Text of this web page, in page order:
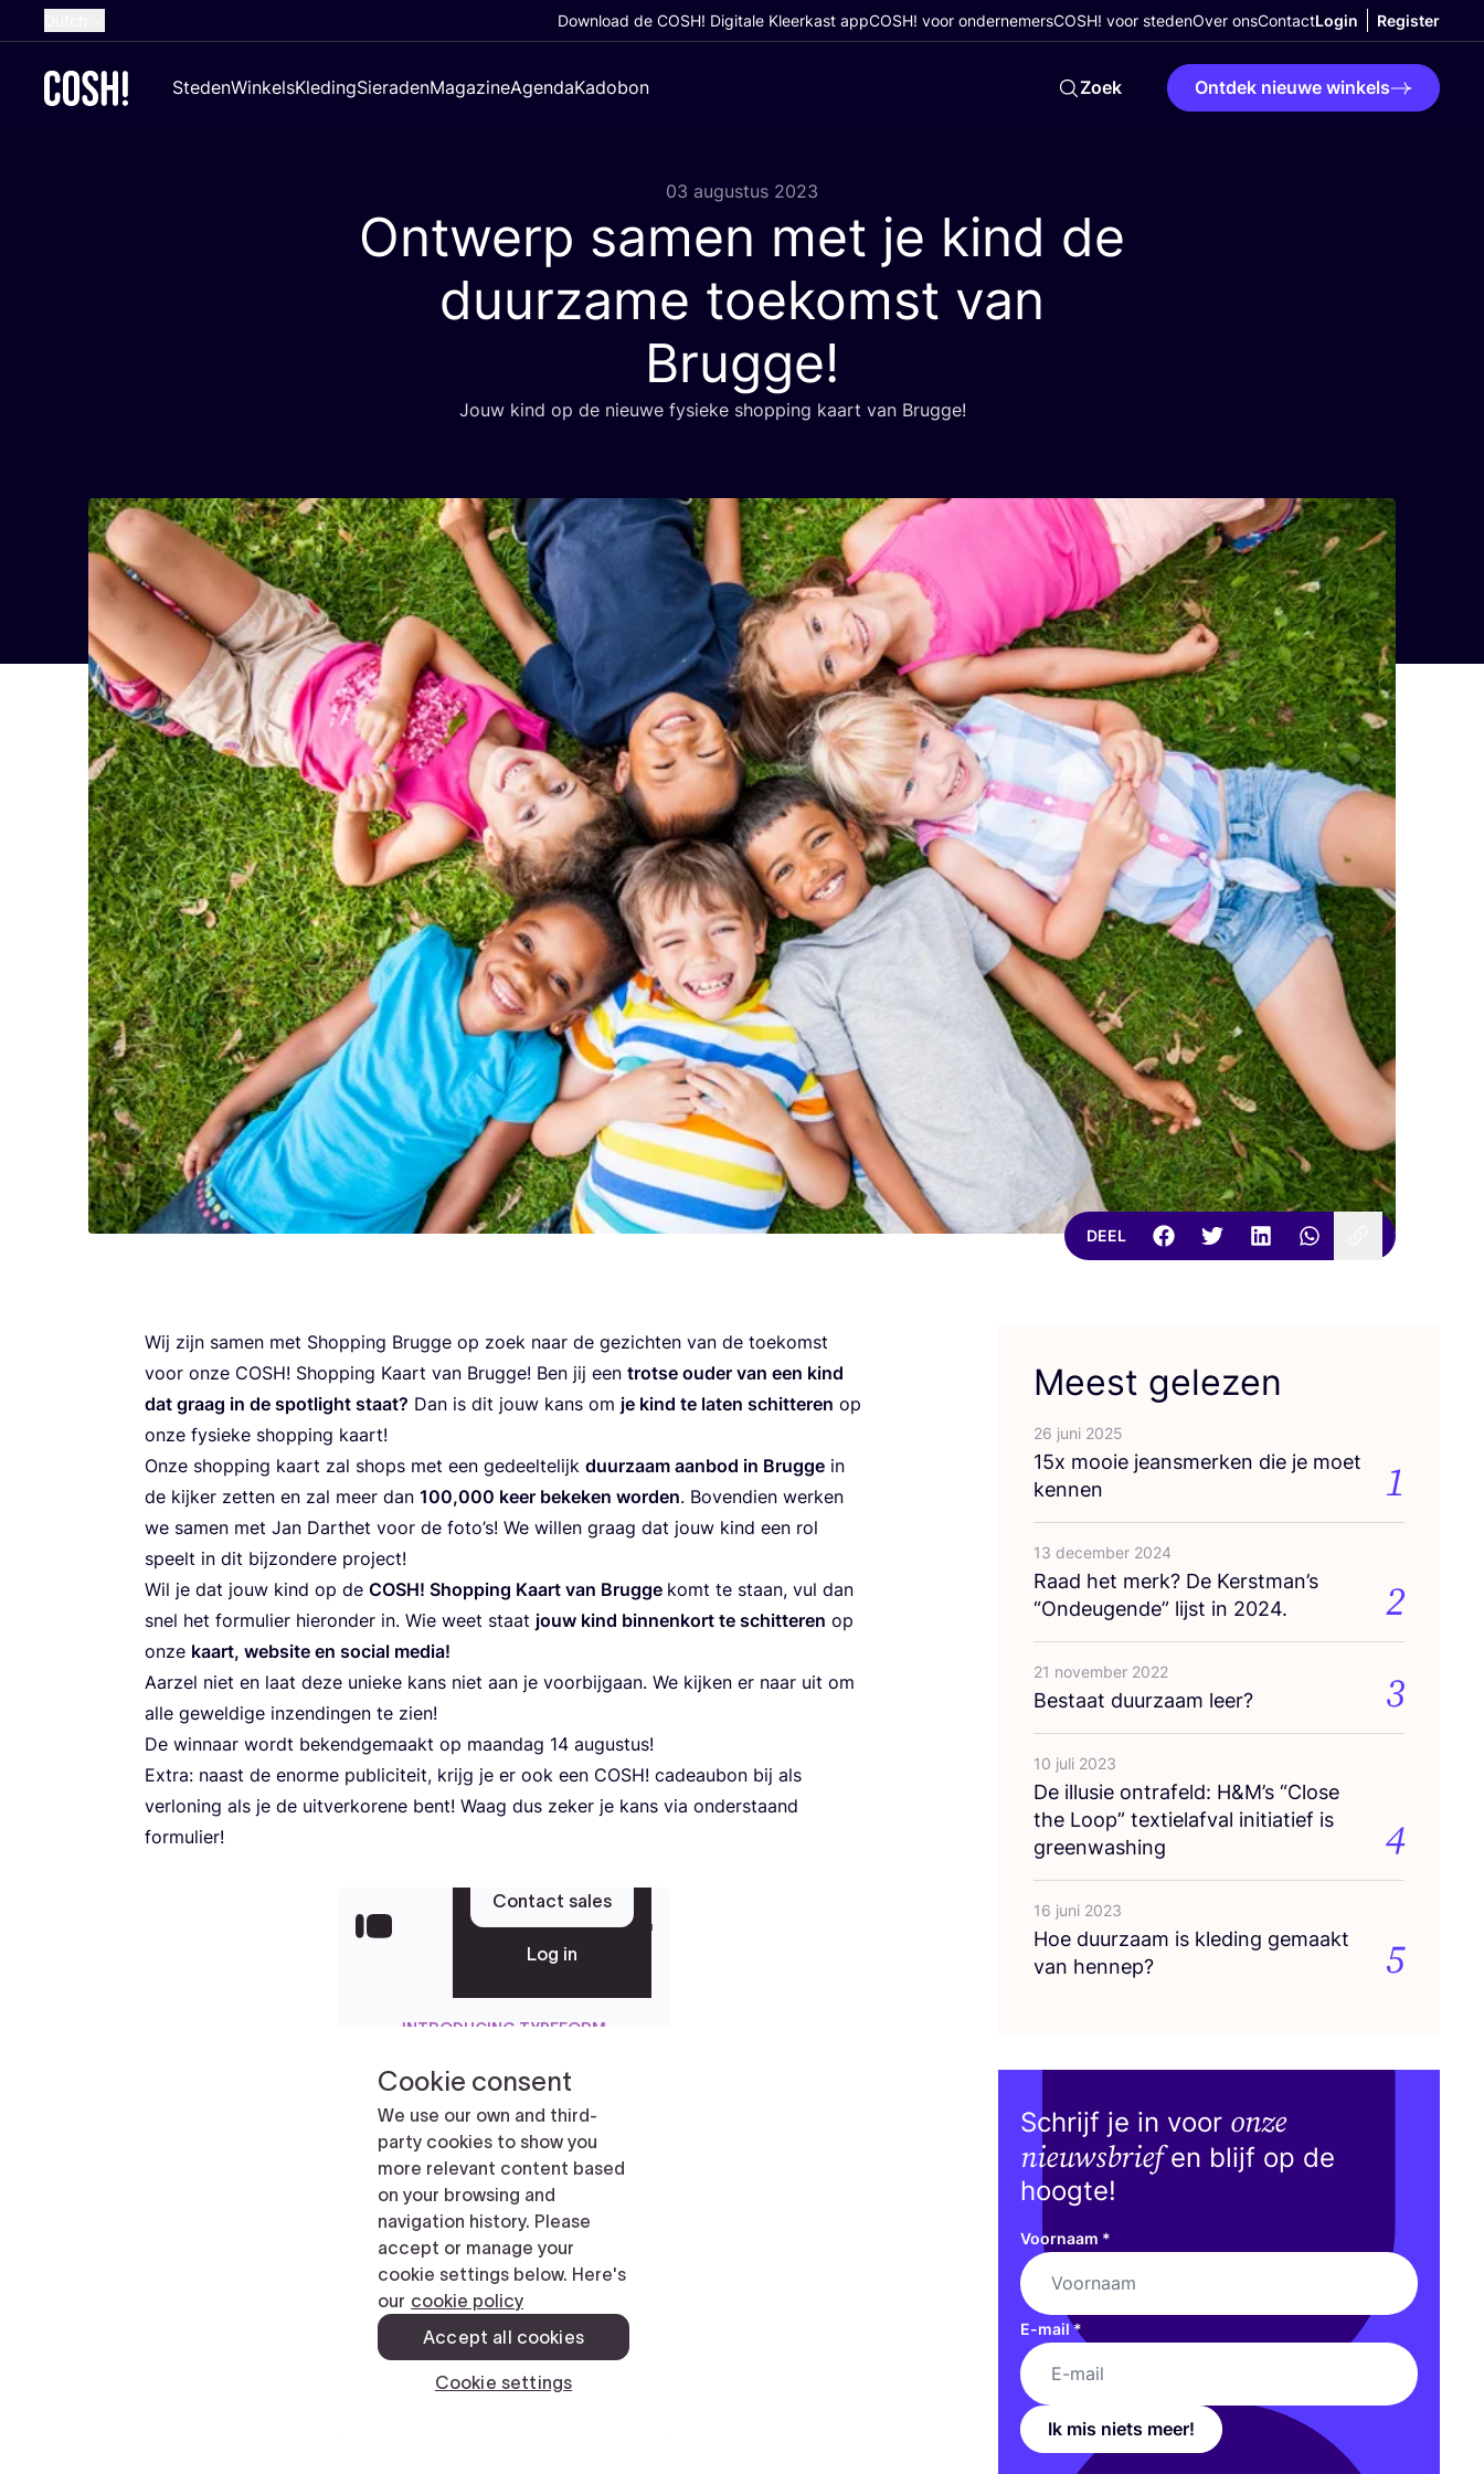
French
Download de COSH! Digitale Kleerkast appCOSH! voor ondernemersCOSH! voor stedenOver onsContactLogin Register
StedenWinkelsKledingSieradenMagazineAgendaKadobon Zoek Ontdek nieuwe winkels
03 augustus 2023
Ontwerp samen met je kind de
duurzame toekomst van
Brugge!
Jouw kind op de nieu­we fysie­ke shop­ping kaart van Brugge!
DEEL
Wij zijn samen met Shop­ping Brug­ge op zoek naar de gezich­ten van de toe­komst
voor onze COSH! Shop­ping Kaart van Brug­ge! Ben jij een trot­se ouder van een kind
dat graag in de spot­light staat? Dan is dit jouw kans om je kind te laten schit­te­ren op
onze fysie­ke shop­ping kaart!
Onze shop­ping kaart zal shops met een gedeel­te­lijk duur­zaam aan­bod in Brug­ge in
de kij­ker zet­ten en zal meer dan 100,000 keer beke­ken wor­den. Boven­dien wer­ken
we samen met Jan Dar­t­het voor de foto’s! We wil­len graag dat jouw kind een rol
speelt in dit bij­zon­de­re project!
Wil je dat jouw kind op de COSH! Shop­ping Kaart van Brug­ge komt te staan, vul dan
snel het for­mu­lier hier­on­der in. Wie weet staat jouw kind bin­nen­kort te schit­te­ren op
onze kaart, web­si­te en soci­al media!
Aar­zel niet en laat deze unie­ke kans niet aan je voor­bij­gaan. We kij­ken er naar uit om
alle gewel­di­ge inzen­din­gen te zien!
De win­naar wordt bekend­ge­maakt op maan­dag 14 augustus!
Extra: naast de enor­me publi­ci­teit, krijg je er ook een COSH! cadeau­bon bij als
ver­lo­ning als je de uit­ver­ko­re­ne bent! Waag dus zeker je kans via onder­staand
formulier!
Meest gelezen
26 juni 2025
15x mooie jeans­mer­ken die je moet
kennen
1
13 december 2024
Raad het merk? De Kerstman’s
“Ondeu­gen­de” lijst in 2024. 2
21 november 2022
Bestaat duur­zaam leer? 3
10 juli 2023
De illu­sie ont­ra­feld: H&M’s “Clo­se
the Loop” tex­tiel­af­val ini­ti­a­tief is
greenwashing
4
16 juni 2023
Hoe duur­zaam is kle­ding gemaakt
van hennep?
5
Schrijf je in voor onze
nieuwsbriefen blijf op de
hoogte!
Voornaam *
E-mail*
Ik mis niets meer!